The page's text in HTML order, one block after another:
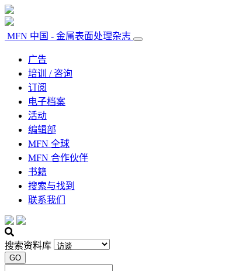
MFN 中国 - 金属表面处理杂志
广告
培训 / 咨询
订阅
电子档案
活动
编辑部
MFN 全球
MFN 合作伙伴
书籍
搜索与找到
联系我们
搜索资料库
GO